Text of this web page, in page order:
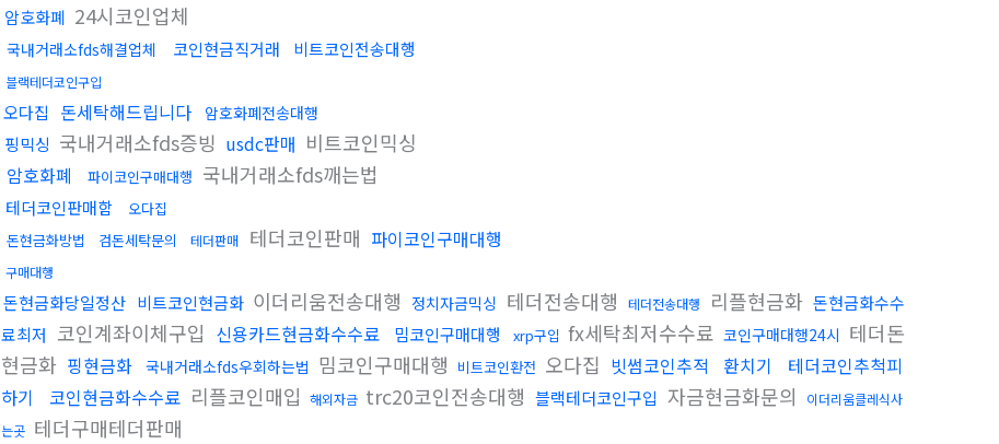
암호화폐 24시코인업체
국내거래소fds해결업체 코인현금직거래 비트코인전송대행
블랙테더코인구입
오다집 돈세탁해드립니다 암호화폐전송대행
핑믹싱 국내거래소fds증빙 usdc판매 비트코인믹싱
암호화폐 파이코인구매대행 국내거래소fds깨는법
테더코인판매함
오다집
돈현금화방법
검돈세탁문의 테더판매 테더코인판매 파이코인구매대행
구매대행
돈현금화당일정산 비트코인현금화 이더리움전송대행 정치자금믹싱 테더전송대행 테더전송대행 리플현금화 돈현금화수수
료최저 코인계좌이체구입 신용카드현금화수수료 밈코인구매대행 xrp구입 fx세탁최저수수료 코인구매대행24시 테더돈
현금화 핑현금화 국내거래소fds우회하는법 밈코인구매대행 비트코인환전 오다집 빗썸코인추적 환치기
테더코인추척피
하기
코인현금화수수료 리플코인매입 해외자금 trc20코인전송대행 블랙테더코인구입 자금현금화문의
이더리움클레식사
는곳 테더구매테더판매